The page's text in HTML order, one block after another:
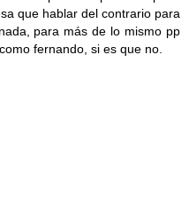
que hablar del contrario para
para más de lo mismo pp
fernando, si es que no.